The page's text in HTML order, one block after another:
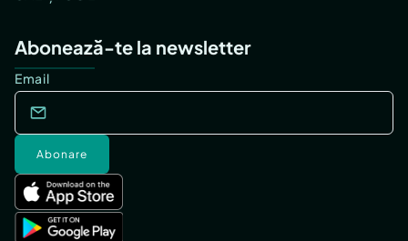
Abonează-te la newsletter
Email
Abonare